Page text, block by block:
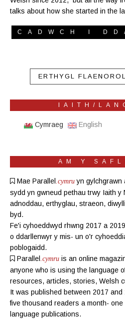
talks about how she started in the
CADWCH I
ERTHYGL
IAITH/
Cymraeg English
AM Y
Mae Parallel .cymru yn gylchgrawn
sydd yn gwneud pethau trwy Iaith y
adnoddau, erthyglau, straeon,
byd.
Fe'i cyhoeddwyd rhwng 2017 a
o ddarllenwyr y mis- un o'r
poblogaidd.
Parallel .cymru is an online
anyone who is using the language
resources, articles, stories, Welsh
It was published between 2017
five thousand readers a month-
language publications.